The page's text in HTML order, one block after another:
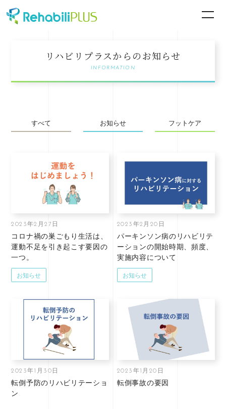
リハビリプラスからのお知らせ
INFORMATION
すべて お知らせ フットケア
2023年2月27日
コロナ禍の巣ごもり生活は、
運動不足を引き起こす要因の
一つ。
お知らせ
2023年2月20日
パーキンソン病のリハビリテ
ーションの開始時期、頻度、
実施内容について
お知らせ
2023年1月30日
転倒予防のリハビリテーショ
ン
2023年1月20日
転倒事故の要因